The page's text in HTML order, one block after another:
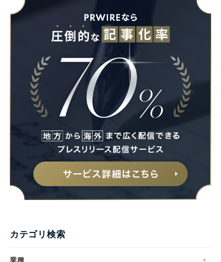
カテゴリ検索
業種
Japanese